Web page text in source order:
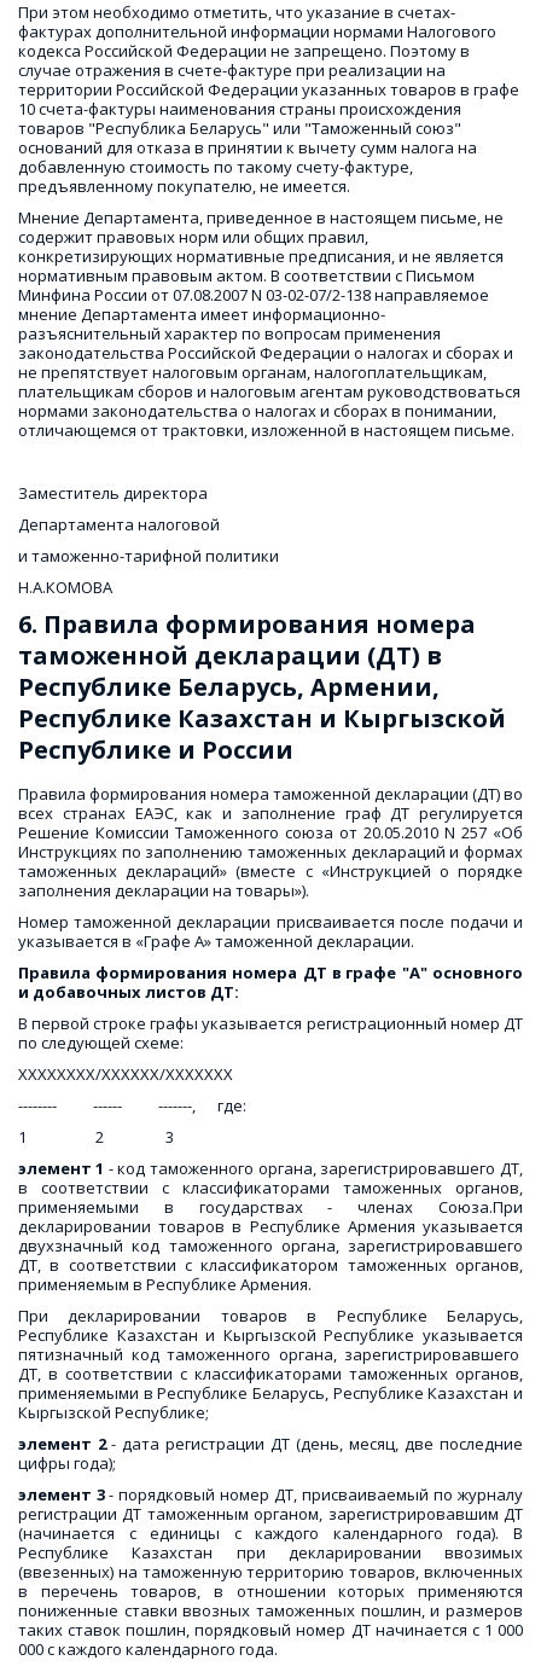
При этом необходимо отметить, что указание в счетах-
фактурах дополнительной информации нормами Налогового
кодекса Российской Федерации не запрещено. Поэтому в
случае отражения в счете-фактуре при реализации на
территории Российской Федерации указанных товаров в графе
10 счета-фактуры наименования страны происхождения
товаров "Республика Беларусь" или "Таможенный союз"
оснований для отказа в принятии к вычету сумм налога на
добавленную стоимость по такому счету-фактуре,
предъявленному покупателю, не имеется.
Мнение Департамента, приведенное в настоящем письме, не
содержит правовых норм или общих правил,
конкретизирующих нормативные предписания, и не является
нормативным правовым актом. В соответствии с Письмом
Минфина России от 07.08.2007 N 03-02-07/2-138 направляемое
мнение Департамента имеет информационно-
разъяснительный характер по вопросам применения
законодательства Российской Федерации о налогах и сборах и
не препятствует налоговым органам, налогоплательщикам,
плательщикам сборов и налоговым агентам руководствоваться
нормами законодательства о налогах и сборах в понимании,
отличающемся от трактовки, изложенной в настоящем письме.
Заместитель директора
Департамента налоговой
и таможенно-тарифной политики
Н.А.КОМОВА
6. Правила формирования номера
таможенной декларации (ДТ) в
Республике Беларусь, Армении,
Республике Казахстан и Кыргызской
Республике и России
Правила формирования номера таможенной декларации (ДТ) во
всех странах ЕАЭС, как и заполнение граф ДТ регулируется
Решение Комиссии Таможенного союза от 20.05.2010 N 257 «Об
Инструкциях по заполнению таможенных деклараций и формах
таможенных деклараций» (вместе с «Инструкцией о порядке
заполнения декларации на товары»).
Номер таможенной декларации присваивается после подачи и
указывается в «Графе А» таможенной декларации.
Правила формирования номера ДТ в графе "A" основного
и добавочных листов ДТ:
В первой строке графы указывается регистрационный номер ДТ
по следующей схеме:
XXXXXXXX/XXXXXX/XXXXXXX
-------- ------ -------, где:
1 2 3
элемент 1 - код таможенного органа, зарегистрировавшего ДТ,
в соответствии с классификаторами таможенных органов,
применяемыми в государствах - членах Союза.При
декларировании товаров в Республике Армения указывается
двухзначный код таможенного органа, зарегистрировавшего
ДТ, в соответствии с классификатором таможенных органов,
применяемым в Республике Армения.
При декларировании товаров в Республике Беларусь,
Республике Казахстан и Кыргызской Республике указывается
пятизначный код таможенного органа, зарегистрировавшего
ДТ, в соответствии с классификаторами таможенных органов,
применяемыми в Республике Беларусь, Республике Казахстан и
Кыргызской Республике;
элемент 2- дата регистрации ДТ (день, месяц, две последние
цифры года);
элемент 3- порядковый номер ДТ, присваиваемый по журналу
регистрации ДТ таможенным органом, зарегистрировавшим ДТ
(начинается с единицы с каждого календарного года). В
Республике Казахстан при декларировании ввозимых
(ввезенных) на таможенную территорию товаров, включенных
в перечень товаров, в отношении которых применяются
пониженные ставки ввозных таможенных пошлин, и размеров
таких ставок пошлин, порядковый номер ДТ начинается с 1 000
000 с каждого календарного года.